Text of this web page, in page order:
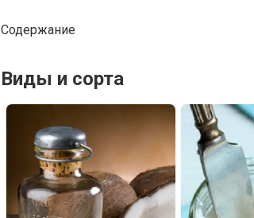
Содержание
Виды и сорта